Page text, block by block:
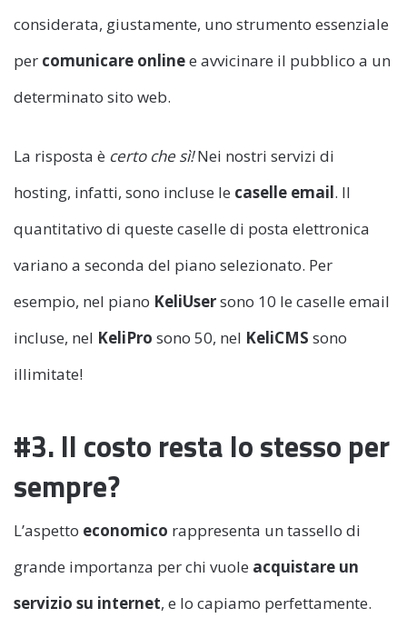
considerata, giustamente, uno strumento essenziale
per comunicare onlinee avvicinare il pubblico a un
determinato sito web.
La risposta è certo che sì!Nei nostri servizi di
hosting, infatti, sono incluse le caselle email. Il
quantitativo di queste caselle di posta elettronica
variano a seconda del piano selezionato. Per
esempio, nel piano KeliUsersono 10 le caselle email
incluse, nel KeliPro sono 50, nel KeliCMS sono
illimitate!
#3. Il costo resta lo stesso per
sempre?
L’aspetto economico rappresenta un tassello di
grande importanza per chi vuole acquistare un
servizio su internet, e lo capiamo perfettamente.